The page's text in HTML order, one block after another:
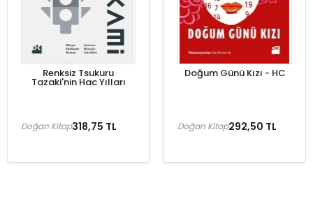
Renksiz Tsukuru
Tazaki'nin Hac Yılları
318,75 TL
Doğan Kitap
Doğum Günü Kızı - HC
292,50 TL
Doğan Kitap